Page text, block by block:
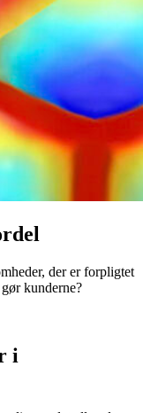
der er forpligtet
kunderne?
i